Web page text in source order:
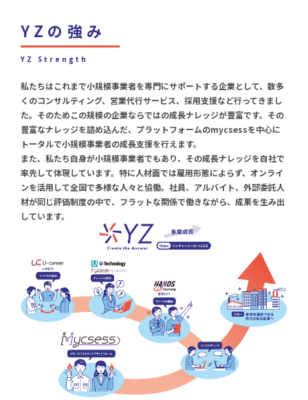
YZの強み
YZ Strength
私たちはこれまで小規模事業者を専門にサポートする企業として、数多
くのコンサルティング、営業代行サービス、採用支援など行ってきまし
た。そのためこの規模の企業ならではの成長ナレッジが豊富です。その
豊富なナレッジを詰め込んだ、プラットフォームのmycsessを中心に
トータルで小規模事業者の成長支援を行えます。
また、私たち自身が小規模事業者でもあり、その成長ナレッジを自社で
率先して体現しています。特に人材面では雇用形態によらず、オンライ
ンを活用して全国で多様な人々と協働。社員、アルバイト、外部委託人
材が同じ評価制度の中で、フラットな関係で働きながら、成果を生み出
しています。